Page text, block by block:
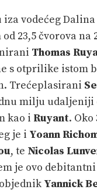
iza vodećeg
23,5 čvorova na
Thomas
s otprilike istom
Trećeplasirani
milju udaljeniji
kao i Ruyant.
je i Yoann
, te Nicolas
je ovo debitantni
Yannick